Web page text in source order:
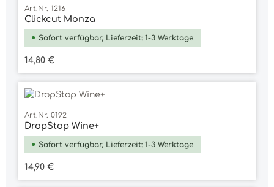
Art.Nr. 1216
Clickcut Monza
Sofort verfügbar, Lieferzeit: 1-3 Werktage
Regulärer Preis:
14,80 €
Art.Nr. 0192
DropStop Wine+
Sofort verfügbar, Lieferzeit: 1-3 Werktage
Regulärer Preis:
14,90 €